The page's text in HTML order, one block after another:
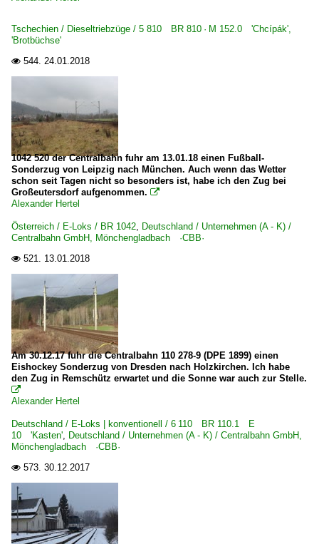
6 185 BR 185 ·Traxx AC1/2· Werbeloks
6 186 BR 186 ·Traxx MS2e·
6 189 BR 189 ·ES 64 F4·
6 192 BR 192 ·Smartron·
6 193 ¦ 7 193 BR 193 ·Vectron AC/MS· 'X4 E' Private
6 193 BR 193 ·Vectron AC/MS·
E-Loks | konventionell
6 103 BR 103.1
6 109 BR 109 DR 211 DR E 11
6 139 BR 139 E 40.11
6 140 BR 140 E 40
6 140 BR 140 E 40 Private
6 143 BR 143 DR 243
6 143 BR 143 DR 243 Private
6 151 BR 151
6 151 BR 151 Private
6 155 BR 155 DR 250 'Energiecontainer'
6 180 BR 180 DR 230 ·Skoda 80E·
Elektrotriebzüge | 93 8x | ICE - IC
ICE 1 BR 401 · 5 401 · 5 801-804 ganze Züge
Tschechien / Dieseltriebzüge / 5 810 BR 810 · M 152.0 'Chcípák',
'Brotbüchse'
 544. 24.01.2018
1042 520 der Centralbahn fuhr am 13.01.18 einen Fußball-
Sonderzug von Leipzig nach München. Auch wenn das Wetter
schon seit Tagen nicht so besonders ist, habe ich den Zug bei
Großeutersdorf aufgenommen. 
Alexander Hertel
Österreich / E-Loks / BR 1042, Deutschland / Unternehmen (A - K) /
Centralbahn GmbH, Mönchengladbach ·CBB·
 521. 13.01.2018
Am 30.12.17 fuhr die Centralbahn 110 278-9 (DPE 1899) einen
Eishockey Sonderzug von Dresden nach Holzkirchen. Ich habe
den Zug in Remschütz erwartet und die Sonne war auch zur Stelle.

Alexander Hertel
Deutschland / E-Loks | konventionell / 6 110 BR 110.1 E
10 'Kasten', Deutschland / Unternehmen (A - K) / Centralbahn GmbH,
Mönchengladbach ·CBB·
 573. 30.12.2017